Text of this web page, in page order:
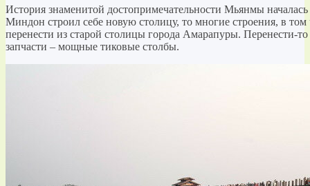
История знаменитой достопримечательности Мьянмы
Миндон строил себе новую столицу, то многие строения, в том
перенести из старой столицы города Амарапуры. Перенести-
запчасти – мощные тиковые столбы.